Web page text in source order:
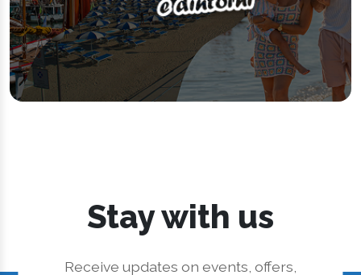
Stay with us
Receive updates on events, offers,